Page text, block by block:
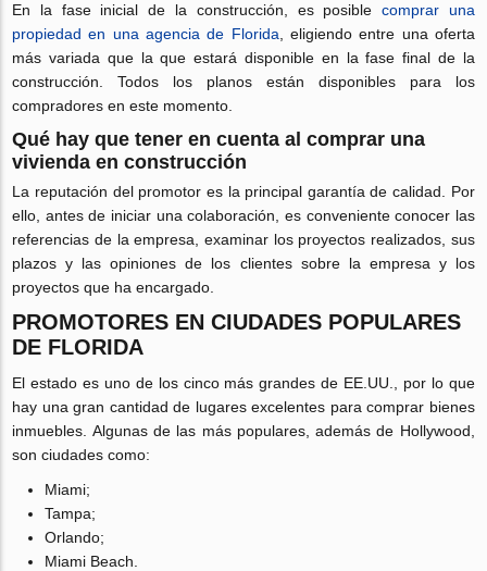
En la fase inicial de la construcción, es posiblecomprar una
propiedad en una agencia de Florida , eligiendo entre una oferta
más variada que la que estará disponible en la fase final de la
construcción. Todos los planos están disponibles para los
compradores en este momento.
Qué hay que tener en cuenta al comprar una
vivienda en construcción
La reputación del promotor es la principal garantía de calidad. Por
ello, antes de iniciar una colaboración, es conveniente conocer las
referencias de la empresa, examinar los proyectos realizados, sus
plazos y las opiniones de los clientes sobre la empresa y los
proyectos que ha encargado.
PROMOTORES EN CIUDADES POPULARES
DE FLORIDA
El estado es uno de los cinco más grandes de EE.UU., por lo que
hay una gran cantidad de lugares excelentes para comprar bienes
inmuebles. Algunas de las más populares, además de Hollywood,
son ciudades como:
Miami;
Tampa;
Orlando;
Miami Beach.